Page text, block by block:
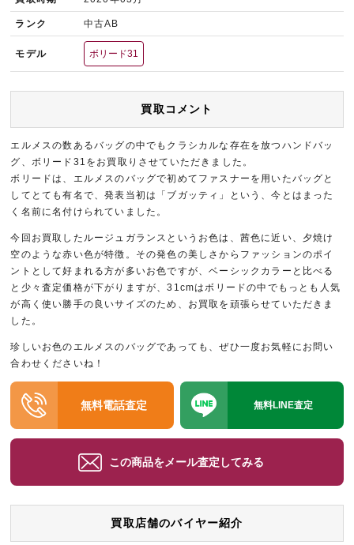
ランク 中古AB
モデル ボリード31
買取コメント
エルメスの数あるバッグの中でもクラシカルな存在を放つハンドバッ
グ、ボリード31をお買取りさせていただきました。
ボリードは、エルメスのバッグで初めてファスナーを用いたバッグと
してとても有名で、発表当初は「ブガッティ」という、今とはまった
く名前に名付けられていました。
今回お買取したルージュガランスというお色は、茜色に近い、夕焼け
空のような赤い色が特徴。その発色の美しさからファッションのポイ
ントとして好まれる方が多いお色ですが、ベーシックカラーと比べる
と少々査定価格が下がりますが、31cmはボリードの中でもっとも人気
が高く使い勝手の良いサイズのため、お買取を頑張らせていただきま
した。
珍しいお色のエルメスのバッグであっても、ぜひ一度お気軽にお問い
合わせくださいね！
無料電話査定 無料LINE査定
この商品をメール査定してみる
買取店舗のバイヤー紹介